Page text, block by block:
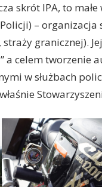
skrót IPA, to
–
granicznej).
” a celem tworzenie
w służbach